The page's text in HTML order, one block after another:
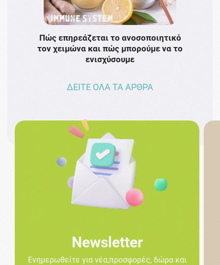
Πώς επηρεάζεται το ανοσοποιητικό
τον χειμώνα και πώς μπορούμε να το
ενισχύσουμε
ΔΕΙΤΕ ΟΛΑ ΤΑ ΑΡΘΡΑ
Newsletter
Ενημερωθείτε για νέα,προσφορές, δώρα και